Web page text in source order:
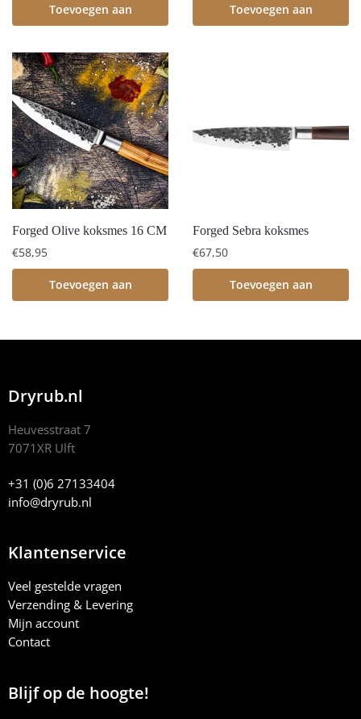
Toevoegen aan Toevoegen aan
Forged Olive koksmes 16 CM
€58,95
Toevoegen aan
Forged Sebra koksmes
€67,50
Toevoegen aan
Dryrub.nl
Heuvesstraat 7
7071XR Ulft
+31 (0)6 27133404
info@dryrub.nl
Klantenservice
Veel gestelde vragen
Verzending & Levering
Mijn account
Contact
Blijf op de hoogte!